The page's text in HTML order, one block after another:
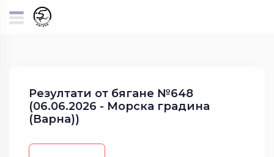
Резултати от бягане №648
(06.06.2026 - Морска градина
(Варна))